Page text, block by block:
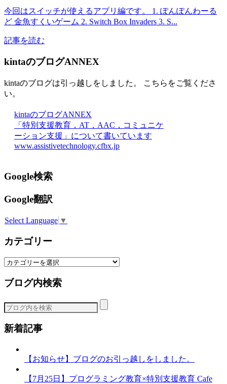
今回はスイッチが使えるアプリ編です。 1. ぽんぽんわーる
ど 金魚すくいゲーム 2. Switch Box Invaders 3. S...
記事を読む
kintaのブログANNEX
kintaのブログは引っ越しをしました。 こちらをご覧くださ
い。
kintaのブログANNEX
「特別支援教育，AT，AAC，コミュニケ
ーション支援」について書いています
www.assistivetechnology.cfbx.jp
Google検索
Google翻訳
Select Language ▼
カテゴリー
カ
ゴ
ー
ブログ内検索
新着記事
【お知らせ】ブログのお引っ越しをしました。
【7月25日】プログラミング教育×特別支援教育 Cafe